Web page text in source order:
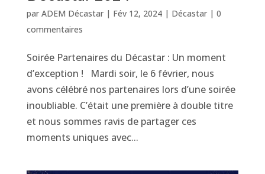
par ADEM Décastar| Fév 12, 2024| Décastar| 0
commentaires
Soirée Partenaires du Décastar : Un moment
d’exception ! Mardi soir, le 6 février, nous
avons célébré nos partenaires lors d’une soirée
inoubliable. C’était une première à double titre
et nous sommes ravis de partager ces
moments uniques avec...